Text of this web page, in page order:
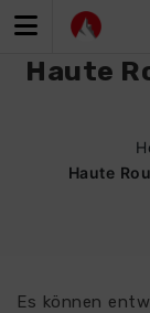
Inhalt
Haute
Haute
Es können